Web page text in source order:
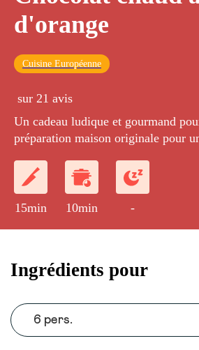
d'orange
Cuisine Européenne
sur 21 avis
Un cadeau ludique et gourmand
préparation maison originale pour
15min 10min -
Ingrédients pour
6 pers.